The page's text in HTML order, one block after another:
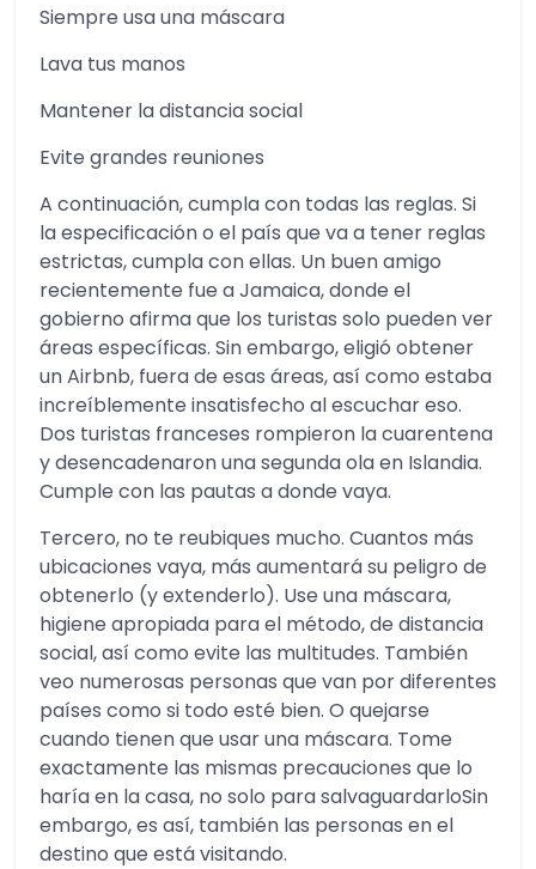
Siempre usa una máscara
Lava tus manos
Mantener la distancia social
Evite grandes reuniones
A continuación, cumpla con todas las reglas. Si
la especificación o el país que va a tener reglas
estrictas, cumpla con ellas. Un buen amigo
recientemente fue a Jamaica, donde el
gobierno afirma que los turistas solo pueden ver
áreas específicas. Sin embargo, eligió obtener
un Airbnb, fuera de esas áreas, así como estaba
increíblemente insatisfecho al escuchar eso.
Dos turistas franceses rompieron la cuarentena
y desencadenaron una segunda ola en Islandia.
Cumple con las pautas a donde vaya.
Tercero, no te reubiques mucho. Cuantos más
ubicaciones vaya, más aumentará su peligro de
obtenerlo (y extenderlo). Use una máscara,
higiene apropiada para el método, de distancia
social, así como evite las multitudes. También
veo numerosas personas que van por diferentes
países como si todo esté bien. O quejarse
cuando tienen que usar una máscara. Tome
exactamente las mismas precauciones que lo
haría en la casa, no solo para salvaguardarloSin
embargo, es así, también las personas en el
destino que está visitando.